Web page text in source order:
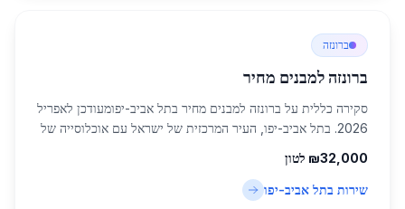
ברונזה
ברונזה למבנים מחיר
סקירה כללית על ברונזה למבנים מחיר בתל אביב-יפומעודכן לאפריל
2026. בתל אביב-יפו, העיר המרכזית של ישראל עם אוכלוסייה של
אביב-יפו מהווה חלק משמעו...
₪32,000 לטון
שירות בתל אביב-יפו